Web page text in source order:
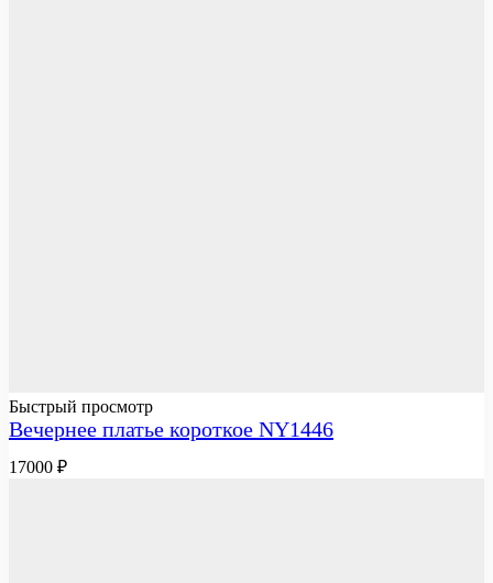
Быстрый просмотр
Вечернее платье короткое NY1446
17000 ₽